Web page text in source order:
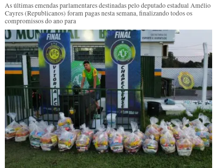
As últimas emendas parlamentares destinadas pelo deputado estadual Amélio
Cayres (Republicanos) foram pagas nesta semana, finalizando todos os
compromissos do ano para